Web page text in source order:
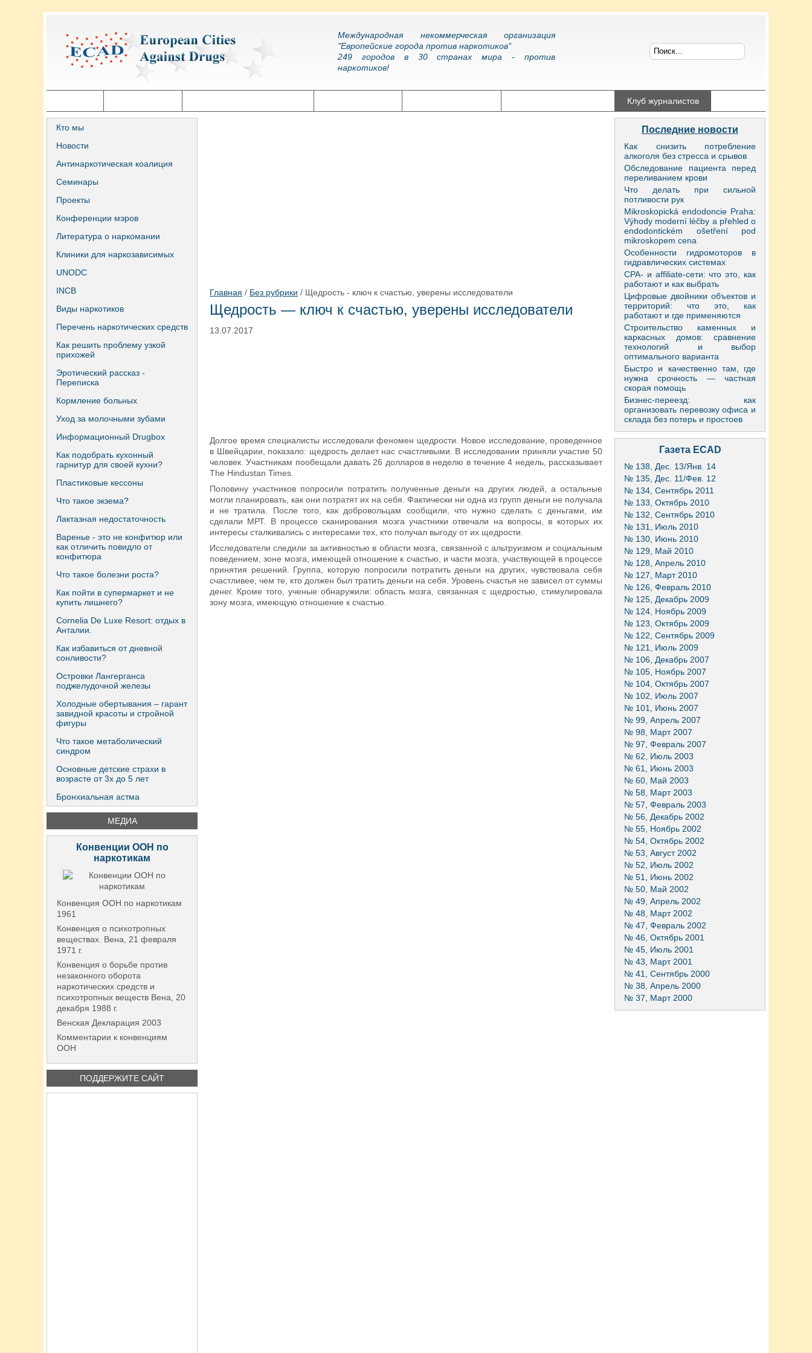
Международная некоммерческая организация
"Европейские города против наркотиков"
249 городов в 30 странах мира - против
наркотиков!
Клуб журналистов
Кто мы
Новости
Антинаркотическая коалиция
Семинары
Проекты
Конференции мэров
Литература о наркомании
Клиники для наркозависимых
UNODC
INCB
Виды наркотиков
Перечень наркотических средств
Как решить проблему узкой
прихожей
Эротический рассказ -
Переписка
Кормление больных
Уход за молочными зубами
Информационный Drugbox
Как подобрать кухонный
гарнитур для своей кухни?
Пластиковые кессоны
Что такое экзема?
Лактазная недостаточность
Варенье - это не конфитюр или
как отличить повидло от
конфитюра
Что такое болезни роста?
Как пойти в супермаркет и не
купить лишнего?
Сornelia De Luxe Resort: отдых в
Анталии.
Как избавиться от дневной
сонливости?
Островки Лангерганса
поджелудочной железы
Холодные обертывания – гарант
завидной красоты и стройной
фигуры
Что такое метаболический
синдром
Основные детские страхи в
возрасте от 3х до 5 лет
Бронхиальная астма
МЕДИА
Конвенции ООН по
наркотикам
Конвенция ООН по наркотикам
1961
Конвенция о психотропных
веществах. Вена, 21 февраля
1971 г.
Конвенция о борьбе против
незаконного оборота
наркотических средств и
психотропных веществ Вена, 20
декабря 1988 г.
Венская Декларация 2003
Комментарии к конвенциям
ООН
ПОДДЕРЖИТЕ САЙТ
Главная / Без рубрики / Щедрость - ключ к счастью, уверены исследователи
Щедрость — ключ к счастью, уверены исследователи
13.07.2017
Долгое время специалисты исследовали феномен щедрости. Новое исследование, проведенное
в Швейцарии, показало: щедрость делает нас счастливыми. В исследовании приняли участие 50
человек. Участникам пообещали давать 26 долларов в неделю в течение 4 недель, рассказывает
The Hindustan Times.
Половину участников попросили потратить полученные деньги на других людей, а остальные
могли планировать, как они потратят их на себя. Фактически ни одна из групп деньги не получала
и не тратила. После того, как добровольцам сообщили, что нужно сделать с деньгами, им
сделали МРТ. В процессе сканирования мозга участники отвечали на вопросы, в которых их
интересы сталкивались с интересами тех, кто получал выгоду от их щедрости.
Исследователи следили за активностью в области мозга, связанной с альтруизмом и социальным
поведением, зоне мозга, имеющей отношение к счастью, и части мозга, участвующей в процессе
принятия решений. Группа, которую попросили потратить деньги на других, чувствовала себя
счастливее, чем те, кто должен был тратить деньги на себя. Уровень счастья не зависел от суммы
денег. Кроме того, ученые обнаружили: область мозга, связанная с щедростью, стимулировала
зону мозга, имеющую отношение к счастью.
Последние новости
Как снизить потребление
алкоголя без стресса и срывов
Обследование пациента перед
переливанием крови
Что делать при сильной
потливости рук
Mikroskopická endodoncie Praha:
Výhody moderní léčby a přehled o
endodontickém ošetření pod
mikroskopem cena
Особенности гидромоторов в
гидравлических системах
CPA- и affiliate-сети: что это, как
работают и как выбрать
Цифровые двойники объектов и
территорий: что это, как
работают и где применяются
Строительство каменных и
каркасных домов: сравнение
технологий и выбор
оптимального варианта
Быстро и качественно там, где
нужна срочность — частная
скорая помощь
Бизнес-переезд: как
организовать перевозку офиса и
склада без потерь и простоев
Газета ECAD
№ 138, Дес. 13/Янв. 14
№ 135, Дес. 11/Фев. 12
№ 134, Сентябрь 2011
№ 133, Октябрь 2010
№ 132, Сентябрь 2010
№ 131, Июль 2010
№ 130, Июнь 2010
№ 129, Май 2010
№ 128, Апрель 2010
№ 127, Март 2010
№ 126, Февраль 2010
№ 125, Декабрь 2009
№ 124, Ноябрь 2009
№ 123, Октябрь 2009
№ 122, Сентябрь 2009
№ 121, Июль 2009
№ 106, Декабрь 2007
№ 105, Ноябрь 2007
№ 104, Октябрь 2007
№ 102, Июль 2007
№ 101, Июнь 2007
№ 99, Апрель 2007
№ 98, Март 2007
№ 97, Февраль 2007
№ 62, Июль 2003
№ 61, Июнь 2003
№ 60, Май 2003
№ 58, Март 2003
№ 57, Февраль 2003
№ 56, Декабрь 2002
№ 55, Ноябрь 2002
№ 54, Октябрь 2002
№ 53, Август 2002
№ 52, Июль 2002
№ 51, Июнь 2002
№ 50, Май 2002
№ 49, Апрель 2002
№ 48, Март 2002
№ 47, Февраль 2002
№ 46, Октябрь 2001
№ 45, Июль 2001
№ 43, Март 2001
№ 41, Сентябрь 2000
№ 38, Апрель 2000
№ 37, Март 2000